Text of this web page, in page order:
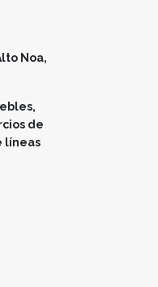
Noa,
de
líneas